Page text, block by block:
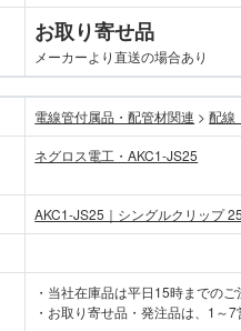
お取り寄せ品
メーカーより直送の場合あり
電線管付属品・配管材関連 > 配線
ネグロス電工・AKC1-JS25
AKC1-JS25｜シングルクリップ
・当社在庫品は平日15時までの
・お取り寄せ品・発注品は、1～